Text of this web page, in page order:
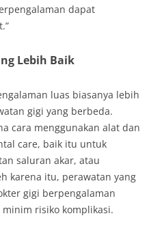
dapat
Lebih Baik
luas biasanya lebih
gigi yang berbeda.
cara menggunakan alat dan
care, baik itu untuk
saluran akar, atau
karena itu, perawatan yang
gigi berpengalaman
risiko komplikasi.